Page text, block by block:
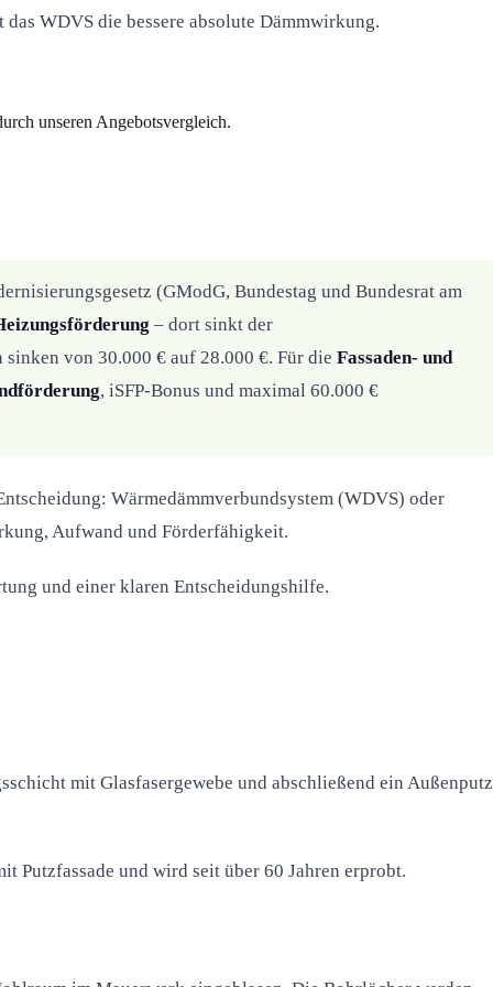
WDVS die bessere absolute Dämmwirkung.
unseren Angebotsvergleich.
(GModG, Bundestag und Bundesrat am
– dort sinkt der
von 30.000 € auf 28.000 €. Für die Fassaden- und
, iSFP-Bonus und maximal 60.000 €
Wärmedämmverbundsystem (WDVS) oder
Aufwand und Förderfähigkeit.
und einer klaren Entscheidungshilfe.
mit Glasfasergewebe und abschließend ein Außenputz
Putzfassade und wird seit über 60 Jahren erprobt.